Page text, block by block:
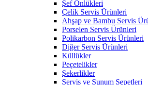
Şef Önlükleri
Çelik Servis Ürünleri
Ahşap ve Bambu Servis
Porselen Servis Ürünleri
Polikarbon Servis Ürünleri
Diğer Servis Ürünleri
Küllükler
Peçetelikler
Şekerlikler
Servis ve Sunum Sepetleri